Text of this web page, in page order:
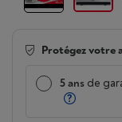
Protégez votre
5 ans de